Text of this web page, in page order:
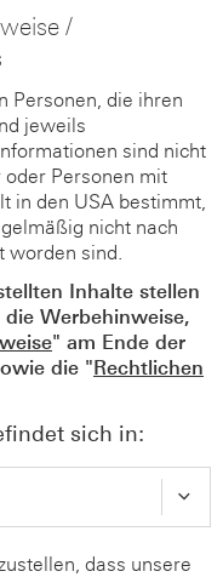
/
Personen, die ihren
jeweils
sind nicht
Personen mit
in den USA bestimmt,
nicht nach
worden sind.
Inhalte stellen
Werbehinweise,
" am Ende der
die "Rechtlichen
sich in:
dass unsere